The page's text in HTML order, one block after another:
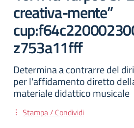
creativa-mente”
z753a11fff
Determina a contrarre del
per l'affidamento diretto
materiale didattico musicale
Stampa / Condividi